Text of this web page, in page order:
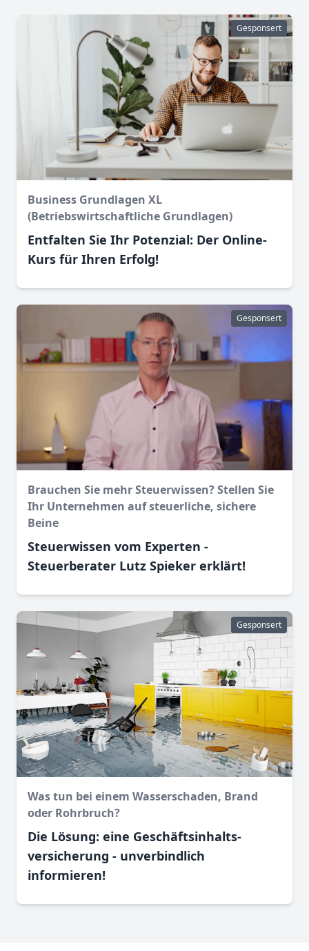
Gesponsert
Business Grundlagen XL
(Betriebswirtschaftliche Grundlagen)
Entfalten Sie Ihr Potenzial: Der Online-
Kurs für Ihren Erfolg!
Gesponsert
Brauchen Sie mehr Steuerwissen? Stellen Sie
Ihr Unternehmen auf steuerliche, sichere
Beine
Steuerwissen vom Experten -
Steuerberater Lutz Spieker erklärt!
Gesponsert
Was tun bei einem Wasser­schaden, Brand
oder Rohr­bruch?
Die Lösung: eine Geschäftsinhalts­
versicherung - unverbindlich
informieren!